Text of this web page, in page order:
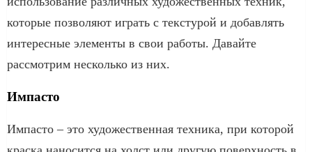
которые позволяют играть с текстурой и добавлять
интересные элементы в свои работы. Давайте
рассмотрим несколько из них.
Импасто
Импасто – это художественная техника, при которой